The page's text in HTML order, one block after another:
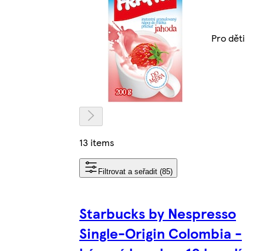
Pro děti
13 items
Filtrovat a seřadit (85)
Starbucks by Nespresso
Single-Origin Colombia -